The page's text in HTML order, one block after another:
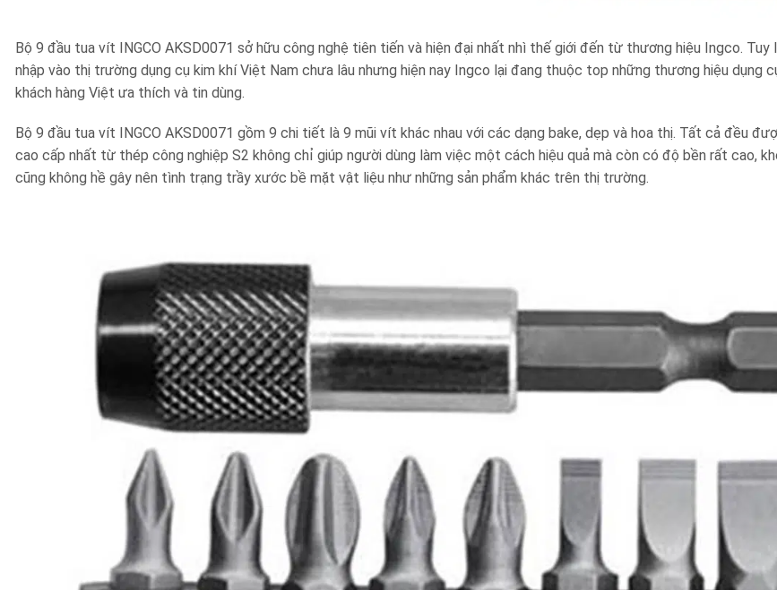
Bộ 9 đầu tua vít INGCO AKSD0071 sở hữu công nghệ tiên tiến và hiện đại nhất nhì thế giới đến từ thương hiệu Ingco. Tuy
nhập vào thị trường dụng cụ kim khí Việt Nam chưa lâu nhưng hiện nay Ingco lại đang thuộc top những thương hiệu dụng
khách hàng Việt ưa thích và tin dùng.
Bộ 9 đầu tua vít INGCO AKSD0071 gồm 9 chi tiết là 9 mũi vít khác nhau với các dạng bake, dẹp và hoa thị. Tất cả đều
cao cấp nhất từ thép công nghiệp S2 không chỉ giúp người dùng làm việc một cách hiệu quả mà còn có độ bền rất cao,
cũng không hề gây nên tình trạng trầy xước bề mặt vật liệu như những sản phẩm khác trên thị trường.